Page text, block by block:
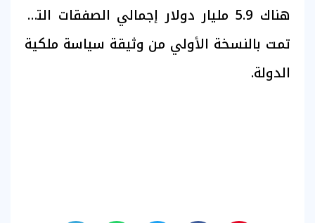
هناك 5.9 مليار دولار إجمالي الصفقات التي
تمت بالنسخة الأولي من وثيقة سياسة ملكية
الدولة.